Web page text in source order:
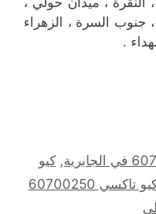
جنوب السرة ، الزهراء
.
,كيو
كيو تاكسي 60700250